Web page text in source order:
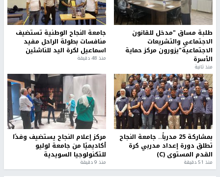
طلبة مساق "مدخل للقانون
الاجتماعي والتشريعات
الاجتماعية"يزورون مركز حماية
الأسرة
منذ ثانية
جامعة النجاح الوطنية تستضيف
منافسات بطولة الراحل مفيد
اسماعيل لكرة اليد للناشئين
منذ 48 دقيقة
بمشاركة 25 مدرباً.. جامعة النجاح
تطلق دورة إعداد مدربي كرة
القدم المستوى (C)
منذ 51 دقيقة
مركز إعلام النجاح يستضيف وفدًا
أكاديميًا من جامعة لوليو
للتكنولوجيا السويدية
منذ 9 دقيقة